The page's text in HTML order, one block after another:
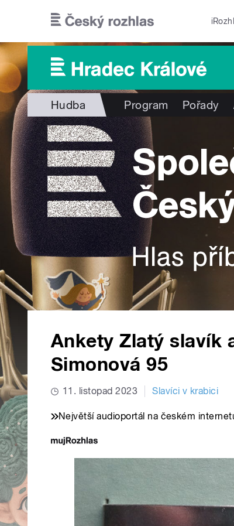
Hudba Program Pořady
Ankety Zlatý slavík
Simonová 95
11. listopad 2023 Slavíci v krabici
Největší audioportál na českém